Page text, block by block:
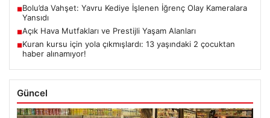
■Bolu’da Vahşet: Yavru Kediye İşlenen İğrenç Olay Kameralara
Yansıdı
■Açık Hava Mutfakları ve Prestijli Yaşam Alanları
■Kuran kursu için yola çıkmışlardı: 13 yaşındaki 2 çocuktan
haber alınamıyor!
Güncel